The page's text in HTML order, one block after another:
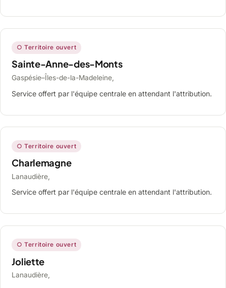
○ Territoire ouvert
Sainte-Anne-des-Monts
Gaspésie–Îles-de-la-Madeleine,
Service offert par l'équipe centrale en attendant l'attribution.
○ Territoire ouvert
Charlemagne
Lanaudière,
Service offert par l'équipe centrale en attendant l'attribution.
○ Territoire ouvert
Joliette
Lanaudière,